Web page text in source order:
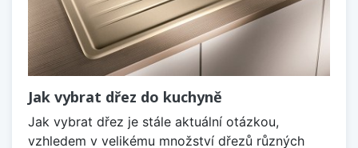
Jak vybrat dřez do kuchyně
Jak vybrat dřez je stále aktuální otázkou,
vzhledem v velikému množství dřezů různých